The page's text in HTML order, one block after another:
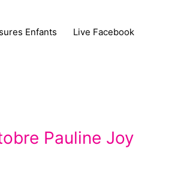
Enfants Live Facebook
Pauline Joy